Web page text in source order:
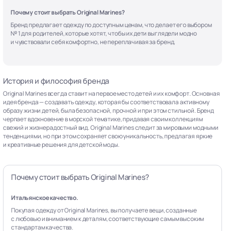
Почему стоит выбрать Original Marines?
Бренд предлагает одежду по доступным ценам, что делает его выбором
№ 1 для родителей, которые хотят, чтобы их дети выглядели модно
и чувствовали себя комфортно, не переплачивая за бренд.
История и философия бренда
Original Marines всегда ставит на первое место детей и их комфорт. Основная
идея бренда — создавать одежду, которая бы соответствовала активному
образу жизни детей, была безопасной, прочной и при этом стильной. Бренд
черпает вдохновение в морской тематике, придавая своим коллекциям
свежий и жизнерадостный вид. Original Marines следит за мировыми модными
тенденциями, но при этом сохраняет свою уникальность, предлагая яркие
и креативные решения для детской моды.
Почему стоит выбрать Original Marines?
Итальянское качество.
Покупая одежду от Original Marines, вы получаете вещи, созданные
с любовью и вниманием к деталям, соответствующие самым высоким
стандартам качества.